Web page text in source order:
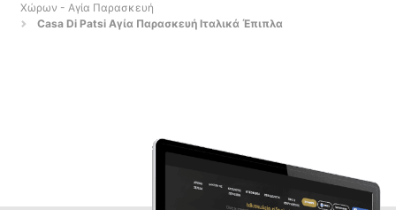
Χώρων - Αγία Παρασκευή
Casa Di Patsi Αγία Παρασκευή Ιταλικά Έπιπλα